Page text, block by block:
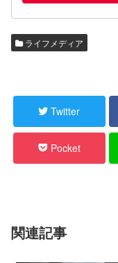
ライフメディア
Twitter
Pocket
関連記事